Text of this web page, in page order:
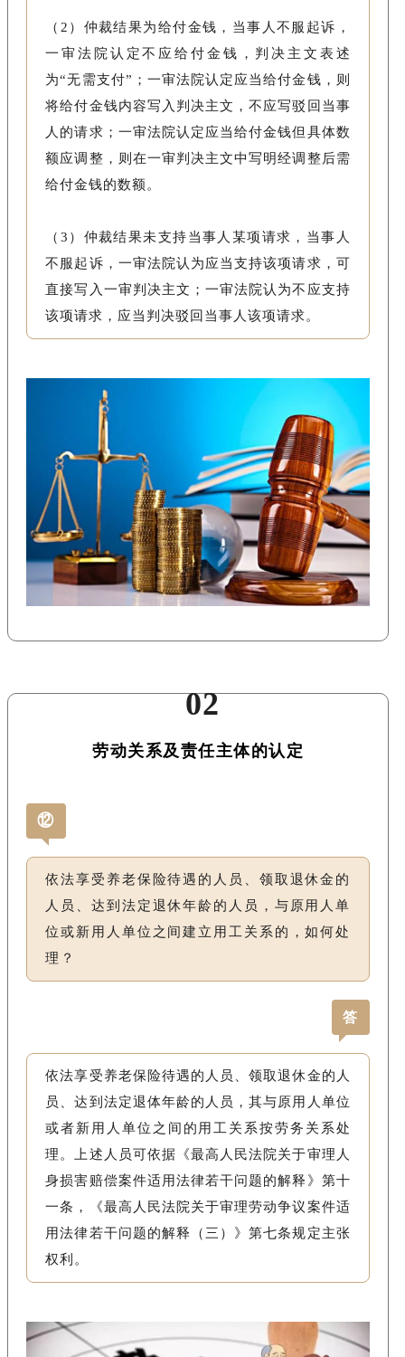
（2）仲裁结果为给付金钱，当事人不服起诉，
一审法院认定不应给付金钱，判决主文表述
为“无需支付”；一审法院认定应当给付金钱，则
将给付金钱内容写入判决主文，不应写驳回当事
人的请求；一审法院认定应当给付金钱但具体数
额应调整，则在一审判决主文中写明经调整后需
给付金钱的数额。
（3）仲裁结果未支持当事人某项请求，当事人
不服起诉，一审法院认为应当支持该项请求，可
直接写入一审判决主文；一审法院认为不应支持
该项请求，应当判决驳回当事人该项请求。
02
劳动关系及责任主体的认定
⑫
依法享受养老保险待遇的人员、领取退休金的
人员、达到法定退休年龄的人员，与原用人单
位或新用人单位之间建立用工关系的，如何处
理？
答
依法享受养老保险待遇的人员、领取退休金的人
员、达到法定退体年龄的人员，其与原用人单位
或者新用人单位之间的用工关系按劳务关系处
理。上述人员可依据《最高人民法院关于审理人
身损害赔偿案件适用法律若干问题的解释》第十
一条，《最高人民法院关于审理劳动争议案件适
用法律若干问题的解释（三）》第七条规定主张
权利。